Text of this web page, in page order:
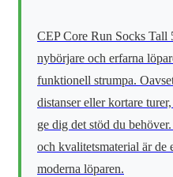
CEP Core Run Socks Tall
nybörjare och erfarna
funktionell strumpa.
distanser eller kortare
ge dig det stöd du
och kvalitetsmaterial är
moderna löparen.